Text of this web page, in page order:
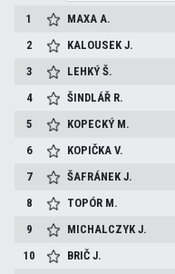
1 MAXAA.
2
KALOUSEKJ.
3
LEHKÝŠ.
4
ŠINDLÁŘ R.
5
KOPECKÝ M.
6
KOPIČKAV.
7
ŠAFRÁNEKJ.
8
TOPÓR M.
9
MICHALCZYKJ.
10
BRIČJ.